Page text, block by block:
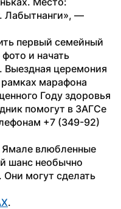
Лабытнанги», —
первый семейный
и начать
церемония
марафона
Году здоровья
помогут в ЗАГСе
+7 (349-92)
шанс необычно
могут сделать
.